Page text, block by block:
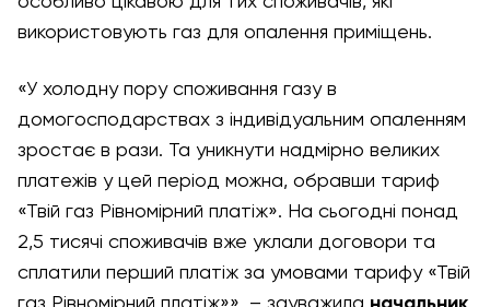
використовують газ для опалення приміщень.
«У холодну пору споживання газу в
домогосподарствах з індивідуальним опаленням
зростає в рази. Та уникнути надмірно великих
платежів у цей період можна, обравши тариф
«Твій газ Рівномірний платіж». На сьогодні понад
2,5 тисячі споживачів вже уклали договори та
сплатили перший платіж за умовами тарифу «Твій